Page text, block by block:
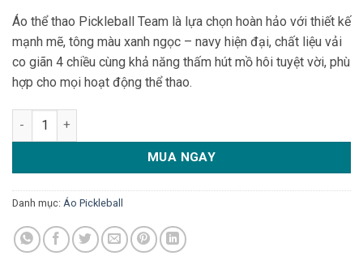
Áo thể thao Pickleball Team là lựa chọn hoàn hảo với thiết kế
mạnh mẽ, tông màu xanh ngọc – navy hiện đại, chất liệu vải
co giãn 4 chiều cùng khả năng thấm hút mồ hôi tuyệt vời, phù
hợp cho mọi hoạt động thể thao.
Áo thể thao Pickleball Team xanh ngọc cá tính số lượng
MUA NGAY
Danh mục: Áo Pickleball